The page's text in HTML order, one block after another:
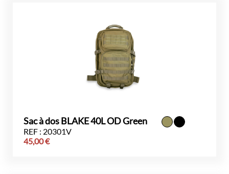
Sac à dos BLAKE 40L OD Green
REF : 20301V
45,00€